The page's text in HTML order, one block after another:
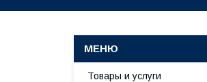
Товары и услуги